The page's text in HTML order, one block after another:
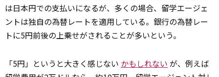
は日本円での支払いになるが、多くの場合、留学エージェ
ントは独自の為替レートを適用している。銀行の為替レー
トに5円前後の上乗せがされることが多いという。
「5円」というと大きく感じない かもしれない が、例えば